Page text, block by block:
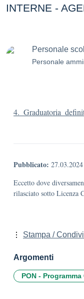
INTERNE -
Personale
Personale
Pubblicato: 27.03.2024
Eccetto dove
rilasciato sotto Licenza
Stampa /
Argomenti
PON -